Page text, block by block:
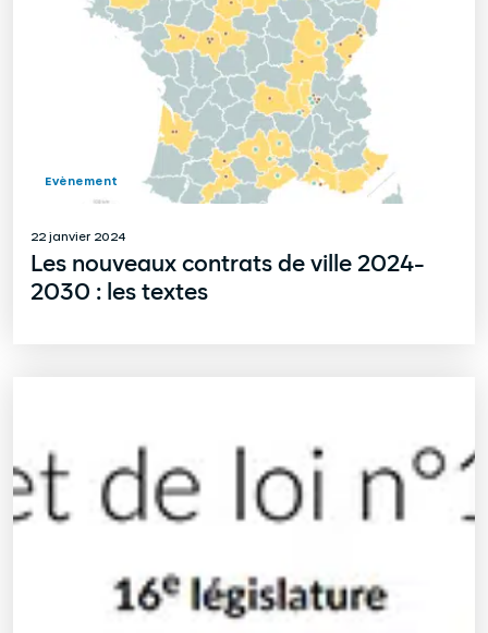
22 janvier 2024
Les nouveaux contrats de ville 2024-
2030 : les textes
Evènement